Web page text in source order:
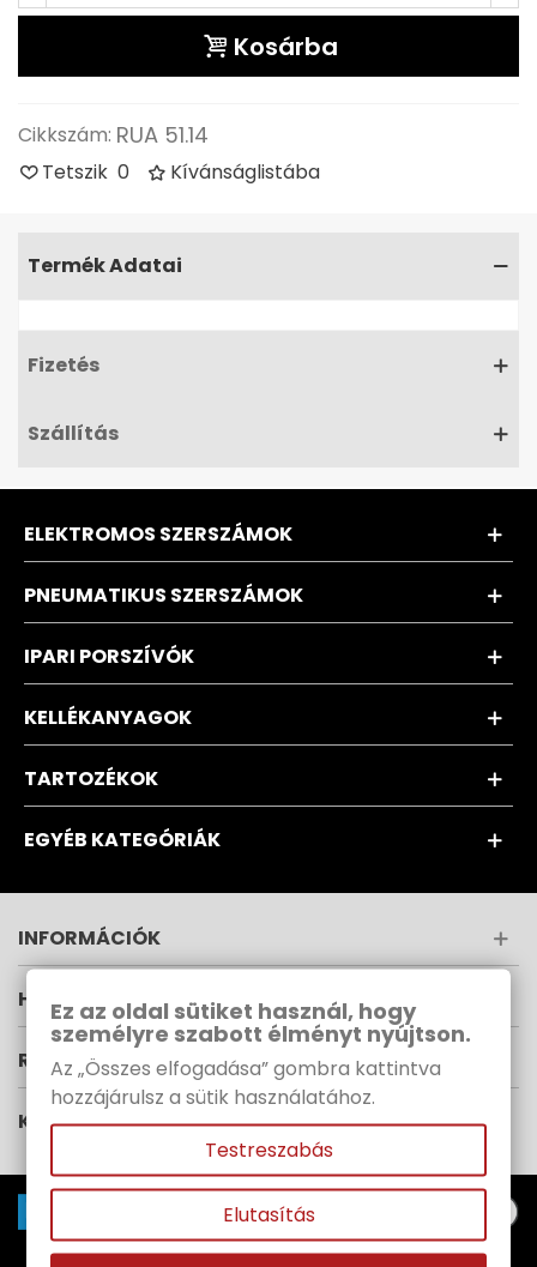
Kosárba
Cikkszám: RUA 51.14
Tetszik 0 Kívánságlistába
Termék Adatai
Fizetés
Szállítás
ELEKTROMOS SZERSZÁMOK
PNEUMATIKUS SZERSZÁMOK
IPARI PORSZÍVÓK
KELLÉKANYAGOK
TARTOZÉKOK
EGYÉB KATEGÓRIÁK
INFORMÁCIÓK
HÍRLEVÉL
RUPES MAGYARORSZÁG
KÖVESS MINKET
Ez az oldal sütiket használ, hogy
személyre szabott élményt nyújtson.
Az „Összes elfogadása” gombra kattintva
hozzájárulsz a sütik használatához.
Testreszabás
Elutasítás